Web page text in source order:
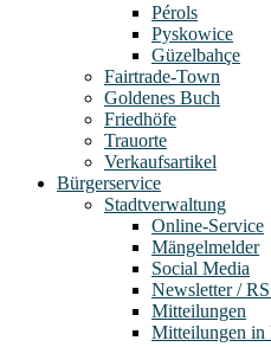
Pérols
Pyskowice
Güzelbahçe
Fairtrade-Town
Goldenes Buch
Friedhöfe
Trauorte
Verkaufsartikel
Bürgerservice
Stadtverwaltung
Online-Service
Mängelmelder
Social Media
Newsletter /
Mitteilungen
Mitteilungen in